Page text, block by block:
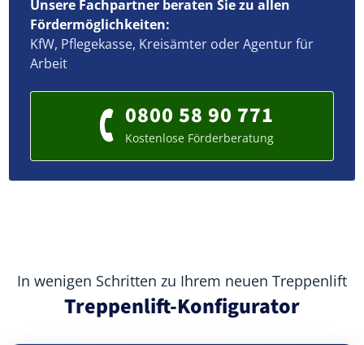
Unsere Fachpartner beraten Sie zu allen
Fördermöglichkeiten:
KfW, Pflegekasse, Kreisämter oder Agentur für
Arbeit
0800 58 90 771
Kostenlose Förderberatung
In wenigen Schritten zu Ihrem neuen Treppenlift
Treppenlift-Konfigurator